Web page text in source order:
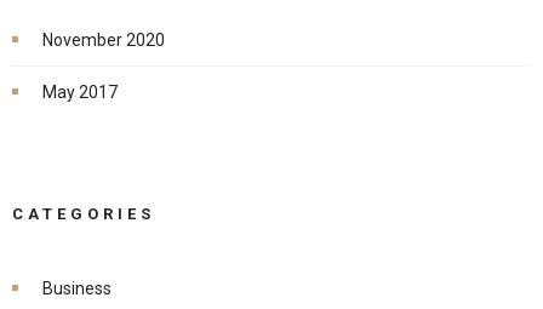
November 2020
May 2017
CATEGORIES
Business